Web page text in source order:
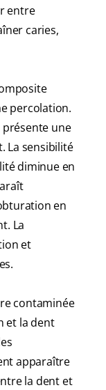
entre
caries,
percolation.
une
La sensibilité
diminue en
en
La
et
contaminée
et la dent
apparaître
la dent et